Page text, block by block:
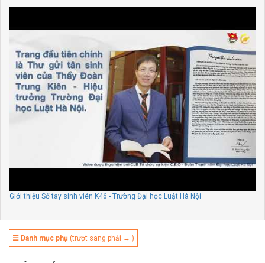
Giới thiệu Sổ tay sinh viên K46 - Trường Đại học Luật Hà Nội
☰ Danh mục phụ (trượt sang phải → )